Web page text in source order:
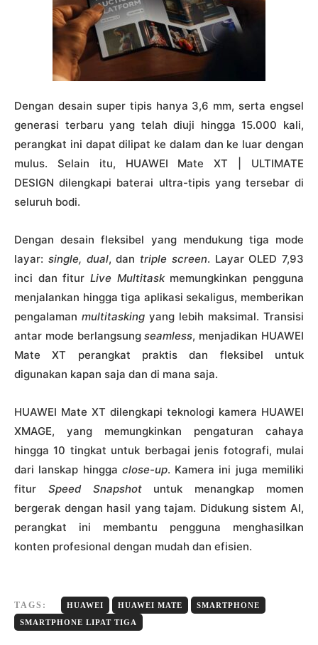
Dengan desain super tipis hanya 3,6 mm, serta engsel
generasi terbaru yang telah diuji hingga 15.000 kali,
perangkat ini dapat dilipat ke dalam dan ke luar dengan
mulus. Selain itu, HUAWEI Mate XT | ULTIMATE
DESIGN dilengkapi baterai ultra-tipis yang tersebar di
seluruh bodi.
Dengan desain fleksibel yang mendukung tiga mode
layar: single, dual, dan triple screen. Layar OLED 7,93
inci dan fitur Live Multitaskmemungkinkan pengguna
menjalankan hingga tiga aplikasi sekaligus, memberikan
pengalaman multitasking yang lebih maksimal. Transisi
antar mode berlangsungseamless, menjadikan HUAWEI
Mate XT perangkat praktis dan fleksibel untuk
digunakan kapan saja dan di mana saja.
HUAWEI Mate XT dilengkapi teknologi kamera HUAWEI
XMAGE, yang memungkinkan pengaturan cahaya
hingga 10 tingkat untuk berbagai jenis fotografi, mulai
dari lanskap hingga close-up. Kamera ini juga memiliki
fitur Speed Snapshotuntuk menangkap momen
bergerak dengan hasil yang tajam. Didukung sistem AI,
perangkat ini membantu pengguna menghasilkan
konten profesional dengan mudah dan efisien.
TAGS: HUAWEI HUAWEI MATE
SMARTPHONE
SMARTPHONE LIPAT TIGA